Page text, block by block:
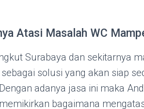
Atasi Masalah WC
Surabaya dan sekitarnya
solusi yang akan siap
adanya jasa ini maka
bagaimana